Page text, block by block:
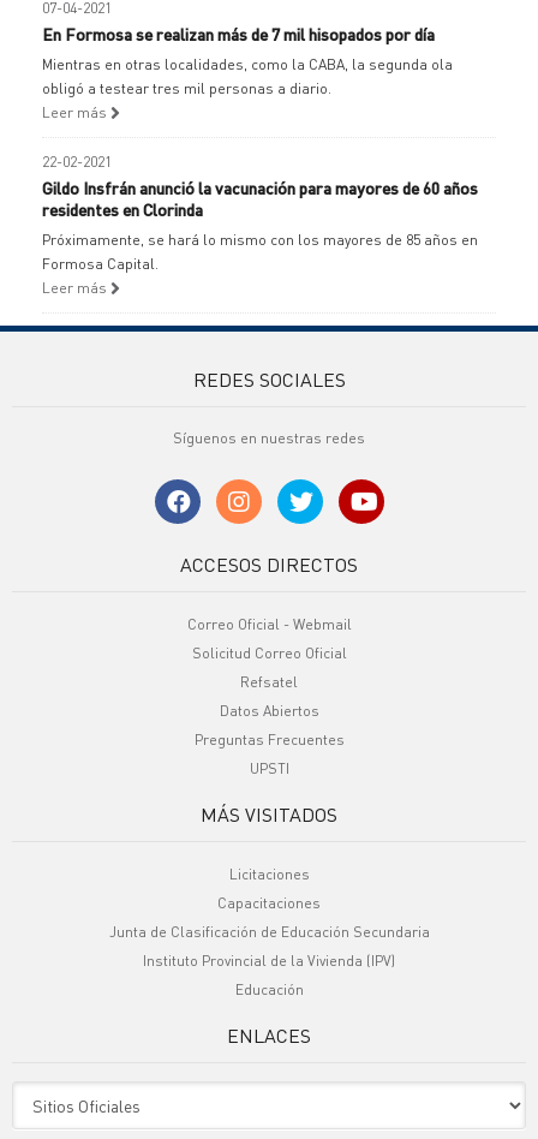
07-04-2021
En Formosa se realizan más de 7 mil hisopados por día
Mientras en otras localidades, como la CABA, la segunda ola
obligó a testear tres mil personas a diario.
Leer más
22-02-2021
Gildo Insfrán anunció la vacunación para mayores de 60 años
residentes en Clorinda
Próximamente, se hará lo mismo con los mayores de 85 años en
Formosa Capital.
Leer más
REDES SOCIALES
Síguenos en nuestras redes
ACCESOS DIRECTOS
Correo Oficial - Webmail
Solicitud Correo Oficial
Refsatel
Datos Abiertos
Preguntas Frecuentes
UPSTI
MÁS VISITADOS
Licitaciones
Capacitaciones
Junta de Clasificación de Educación Secundaria
Instituto Provincial de la Vivienda (IPV)
Educación
ENLACES